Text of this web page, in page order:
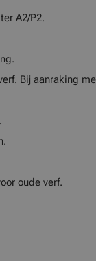
A2/P2.
Bij aanraking
oude verf.